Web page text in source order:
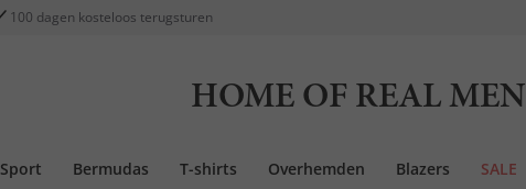
100 dagen kosteloos terugsturen
HOME OF REAL MEN
Sport Bermudas T-shirts Overhemden Blazers SALE